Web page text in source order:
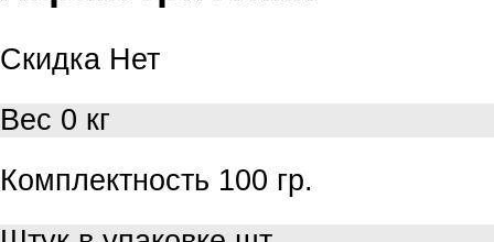
Скидка Нет
Вес 0 кг
Комплектность 100 гр.